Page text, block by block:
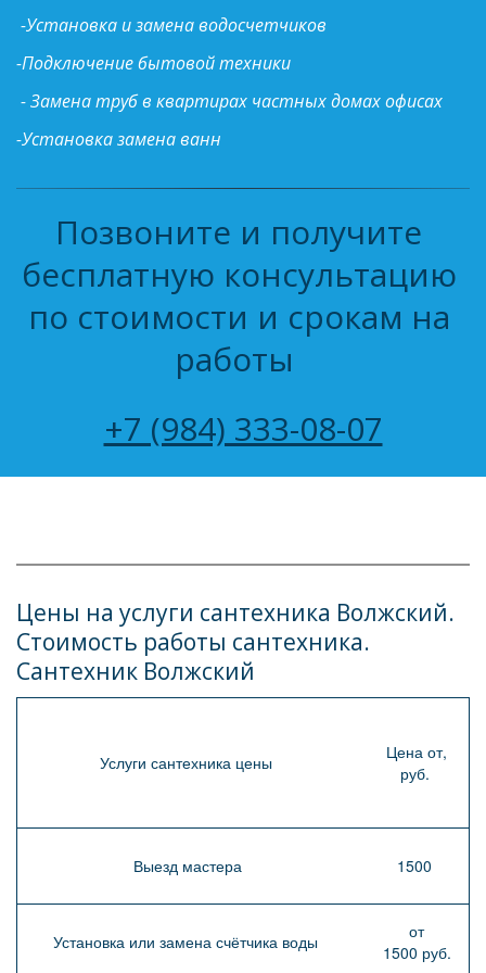
-Установка и замена водосчетчиков
-Подключение бытовой техники
- Замена труб в квартирах частных домах офисах
-Установка замена ванн
Позвоните и получите
бесплатную консультацию
по стоимости и срокам на
работы
+7 (984) 333-08-07
Цены на услуги сантехника Волжский.
Стоимость работы сантехника.
Сантехник Волжский
Услуги сантехника цены
Цена от,
руб.
Выезд мастера 1500
Установка или замена счётчика воды
от
1500 руб.